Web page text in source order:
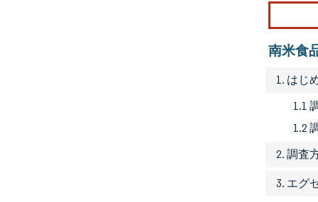
南米食
1. はじ
1.1
1.2
2. 調査
3. エグ